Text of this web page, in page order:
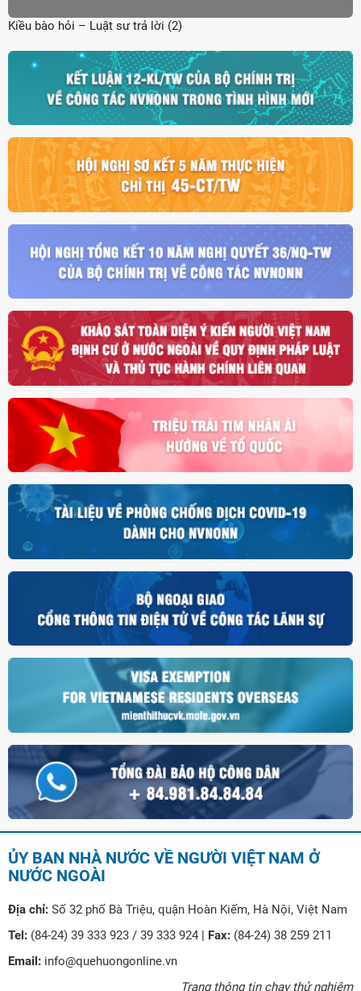
Kiều bào hỏi – Luật sư trả lời (2)
ỦY BAN NHÀ NƯỚC VỀ NGƯỜI VIỆT NAM Ở
NƯỚC NGOÀI
Địa chỉ: Số 32 phố Bà Triệu, quận Hoàn Kiếm, Hà Nội, Việt Nam
Tel: (84-24) 39 333 923 / 39 333 924 | Fax: (84-24) 38 259 211
Email: info@quehuongonline.vn
Trang thông tin chạy thử nghiệm